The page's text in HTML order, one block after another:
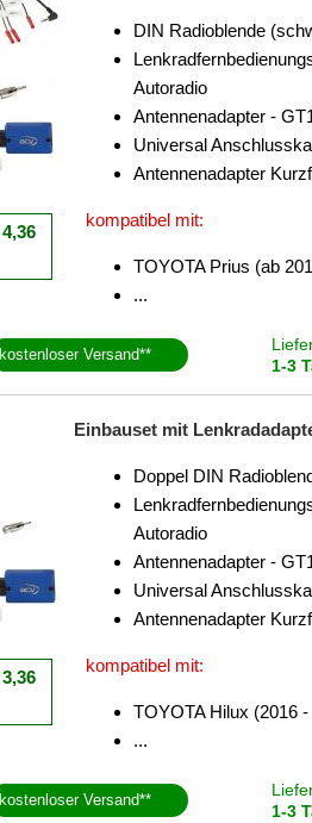
4,36
DIN Radioblende
Autoradio
Antennenadapter -
Universal
Antennenadapter
kompatibel mit:
TOYOTA Prius (ab
...
kostenloser Versand**
1-3
3,36
Einbauset mit
Doppel DIN
Autoradio
Antennenadapter -
Universal
Antennenadapter
kompatibel mit:
TOYOTA Hilux (2016 -
...
kostenloser Versand**
1-3